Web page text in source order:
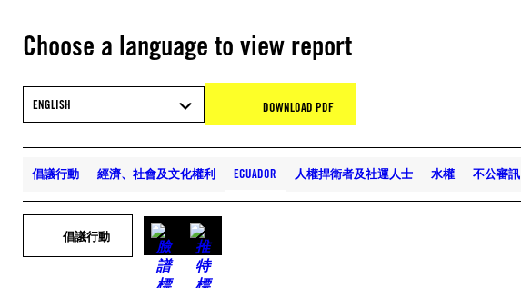
Choose a language to view report
ENGLISH DOWNLOAD PDF
倡議行動 經濟、社會及文化權利 ECUADOR 人權捍衛者及社運人士 水權 不公審訊
倡議行動